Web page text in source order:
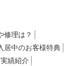
修理は？
居中のお客様特典
績紹介